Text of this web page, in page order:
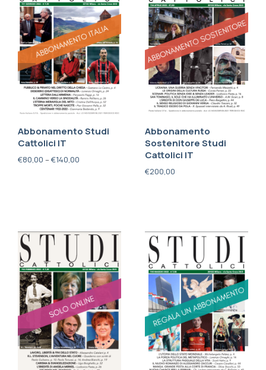
Abbonamento Studi
Cattolici IT
€80,00 –€140,00
Abbonamento
Sostenitore Studi
Cattolici IT
€200,00